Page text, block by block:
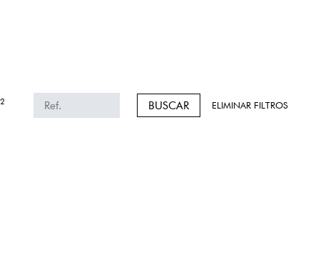
2 BUSCAR ELIMINAR FILTROS